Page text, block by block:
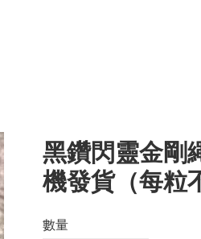
黑鑽閃靈金剛
機發貨（每粒
數量